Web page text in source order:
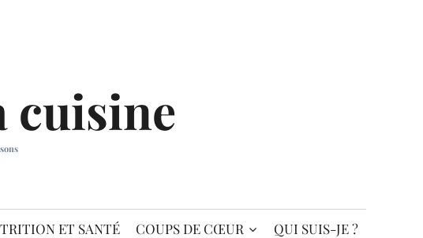
cuisine
ET SANTÉ COUPS DE CŒUR QUI SUIS-JE ?